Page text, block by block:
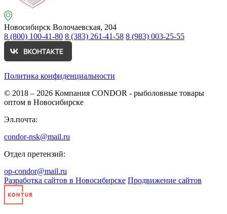
Новосибирск Волочаевская, 204
8 (800) 100-41-80 8 (383) 261-41-58 8 (983) 003-25-55
Политика конфиденциальности
© 2018 – 2026 Компания CONDOR - рыболовные товары
оптом в Новосибирске
Эл.почта:
condor-nsk@mail.ru
Отдел претензий:
op-condor@mail.ru
Разработка сайтов в Новосибирске Продвижение сайтов